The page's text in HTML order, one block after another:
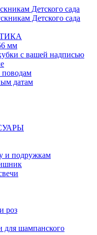
Детского сада
Детского сада
мм
с вашей надписью
датам
и подружкам
роз
для шампанского